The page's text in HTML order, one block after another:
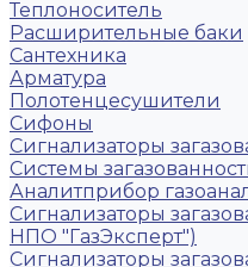
Теплоноситель
Расширительные баки
Сантехника
Арматура
Полотенцесушители
Сифоны
Сигнализаторы
Системы
Аналитприбор
Сигнализаторы
НПО "ГазЭксперт")
Сигнализаторы